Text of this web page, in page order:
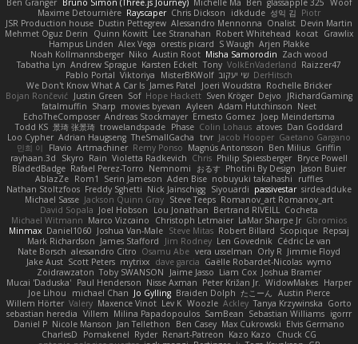
Ben Granger Bruno Simon (Three.js Journey) Michelle Ma Ben glassapple 325 Woof
Maxime Detournière Rayscaper Chris Dickson idkdude 성익 김 Piotr
JSR Production house Dustin Pettegrew Alessandro Mennonna Onalist Devin Martin
Mehmet Oguz Derin
Quinn Kowitt Lee Stranahan Robert Whitehead kocat Grawlix
Hampus Linden Alex Vega orestis picard S Waugh Arjen Plakke
Noah Kollmannsberger Niko Austin Root Misha Samorodin Zach wood
Tabatha Lyn Andrew Sprague Karsten Eckelt Tony VolkEnVaderland Raizzer47
Pablo Portal Viktoriya MisterBKWolf שי יעקוב DerHitsch
We Don't Know What A Car Is James Patel Joeri Woudstra Rochelle Bricker
Bojan Rončević Justin Green Sof Hope Hackett Sven Kröger Dejvo
JRichardGaming
fatalmuffin Sharp movies byevan Ayleen Adam Hutchinson Neet
EchoTheComposer Andreas Stockmayer Ernesto Gomez Joep Meindertsma
Todd KS 景琦 张景琦 trowelandspade Phase Colin Lohaus atoves Dan Goddard
Loo Cypher Adrian Haugseng TheSmallGacha trvr Jacob Hooper Gaetano Gargano
민희 이
Flavio Artmachiner Remy Ponso Magnús Antonsson Ben Milius Griffin
rayhaan.3d
Skyro Rain Violetta Radkevich Chris Philip Spiessberger Bryce Powell
BladedBadge Rafael Perez-Torro Nemnomi おるす Photini By Design Jason Buier
AblazZe Rom1 Serin Jameson Aden Bise nobuyuki takahashi
ruffles
Nathan Stoltzfoos Freddy Sghetti Nick Jainschigg Siyouardi passivestar sirdeadduke
Michael Sasse Jackson Quinn Gray Steve Teeps Romanov_art Romanov_art
David Sopala Joel Hobson Lou Jonathan Bertrand RIVEILL Cocheta
Michael Witmann Marco Vizcaino Christoph Letmaier LaMar Sharpe Jr Gbromios
Minmax Daniel1060 Joshua Van-Male Steve Mitas Robert Billard Scopique Repsaj
Mark Richardson James Stafford Jim Rodney Len Govednik Cédric Le van
Nate Borsch alessandro Citro Osamu Abe vera usselman Orly R Jimmie Floyd
Jake Aust Scott Peters mytrixx dave garcia Gaëlle Robardet-Nicolas wymo
Zoidrawzaton Toby SWANSON Jaime Jasso Liam Cox Joshua Bramer
Mucai 'Daduska' Paul Henderson Nisse Axman Peter Križan Jr. WidowMakes Harper
Joe Lihou
michael Chan Jo Gylling Braiden Dolph たこーん Austin Pierce
Willem Hörter Valery Maxence Vinot Lev K Woozle Ackley Tanya Krzywinska Gorto
sebastian heredia Villem Milina Papadopoulos SamBean Sebastian Williams igorrr
Daniel P Nicole Manson Jan Tellethon Ben Casey Max Cukrowski Elvis Germano
CharlesD
Pomakenel Ryder Renart-Patreon Kazo Kazo
Chuck CG